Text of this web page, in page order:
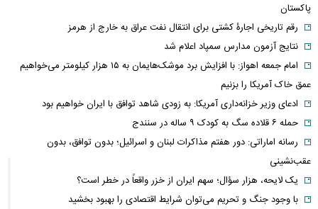
پاکستان
رقم تاریخی اجارۀ کشتی برای انتقال نفت عراق به خارج از هرمز
نتایج آزمون مدارس سمپاد اعلام شد
امام‌ جمعه اهواز: با افزایش برد موشک‌هایمان به ۱۵ هزار کیلومتر می‌خواهیم
عمق خاک آمریکا را بزنیم
ادعای وزیر خزانه‌داری آمریکا: به زودی شاهد توافق با ایران خواهیم بود
حمله ۶ قلاده سگ به کودک ۹ ساله در سنندج
رسانه اماراتی: دور هفتم مذاکرات لبنان و اسرائیل؛ بدون توافق، بدون
عقب‌نشینی
یک لایحه، هزار سؤال؛ سهم ایران از خزر واقعاً در خطر است؟
با وجود جنگ و تحریم می‌توان شرایط اقتصادی را بهبود بخشید